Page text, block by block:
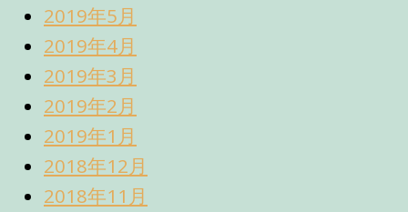
2019年5月
2019年4月
2019年3月
2019年2月
2019年1月
2018年12月
2018年11月